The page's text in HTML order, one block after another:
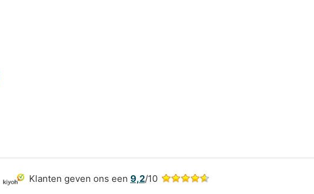
Klanten geven ons een 9,2/10